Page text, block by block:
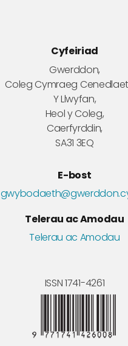
Cyfeiriad
Gwerddon,
Coleg Cymraeg
Y Llwyfan,
Heol y Coleg,
Caerfyrddin,
SA31 3EQ
E-bost
Telerau ac Amodau
Telerau ac Amodau
ISSN 1741-4261